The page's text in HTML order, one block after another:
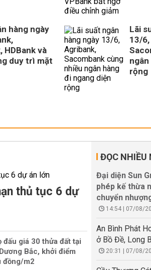
hàng ngày
HDBank và
duy trì mặt
Lãi
13/
rộng
thủ tục 6 dự
đấu giá 30 thửa đất tại
Bắc, khởi điểm
đồng/m2
ĐỌC NHIỀU
Đại diện Sun
phép kế thừa
chuyển
14:54 | 07/08/
An Bình Phát
ở Bồ Đề, Long
20:31 | 07/08/